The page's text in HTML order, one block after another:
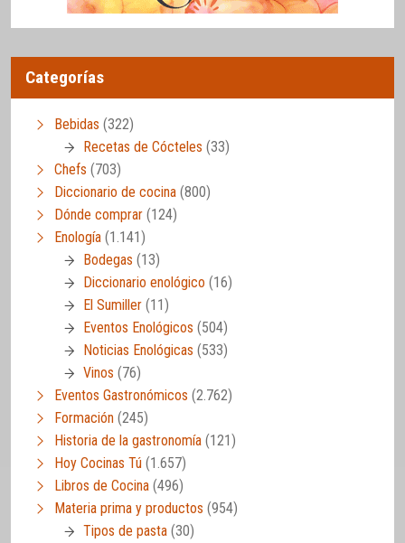
Categorías
Bebidas (322)
Recetas de Cócteles (33)
Chefs (703)
Diccionario de cocina (800)
Dónde comprar (124)
Enología (1.141)
Bodegas (13)
Diccionario enológico (16)
El Sumiller (11)
Eventos Enológicos (504)
Noticias Enológicas (533)
Vinos (76)
Eventos Gastronómicos (2.762)
Formación (245)
Historia de la gastronomía (121)
Hoy Cocinas Tú (1.657)
Libros de Cocina (496)
Materia prima y productos (954)
Tipos de pasta (30)